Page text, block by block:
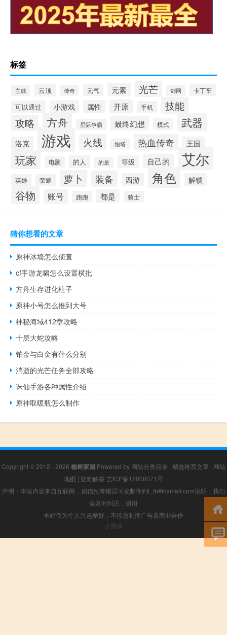
标签
主线 云顶 传奇 元气 元素 光芒 剑网 卡丁车
可以通过 小游戏 属性 开原 手机 技能
攻略 方舟 星际争霸 最终幻想 模式 武器
洛克 游戏 火线 炮塔 热血传奇 王国
玩家 电脑 的人 的是 等级 自己的 艾尔
英雄 荣耀 萝卜 装备 西游 角色 解锁
谷物 账号 跑跑 都是 骑士
猜你想看的文章
原神冰墙怎么侦查
cf手游龙啸怎么设置横批
方舟生存进化柱子
原神小号怎么推到大号
神秘海域412章攻略
十层大蛇攻略
铂金与白金有什么分别
消逝的光芒任务全部攻略
诛仙手游各种属性介绍
原神取暖瓶怎么制作
Copyright © 2012 - 2026 榆树家园 Powered by 网站分类目录 | 精选推荐文章 | 网站
地图 | 疑难解答 吉ICP备12000071号
声明：本站内容来自互联网，如信息有错误可发邮件到f_fb#foxmail.com说明，我们
会及时纠正，谢谢
本站仅为个人兴趣爱好，不接盈利性广告及商业合作
小男孩